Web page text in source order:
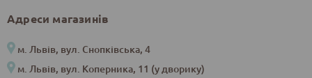
Адреси магазинів
м. Львів, вул. Снопківська, 4
м. Львів, вул. Коперника, 11 (у дворику)